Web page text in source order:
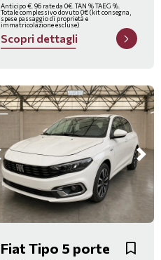
Anticipo €. 96 rate da 0€. TAN % TAEG %.
Totale complessivo dovuto 0€ (kit consegna,
spese passaggio di proprietà e
immatricolazione escluse)
Scopri dettagli
Fiat Tipo 5 porte